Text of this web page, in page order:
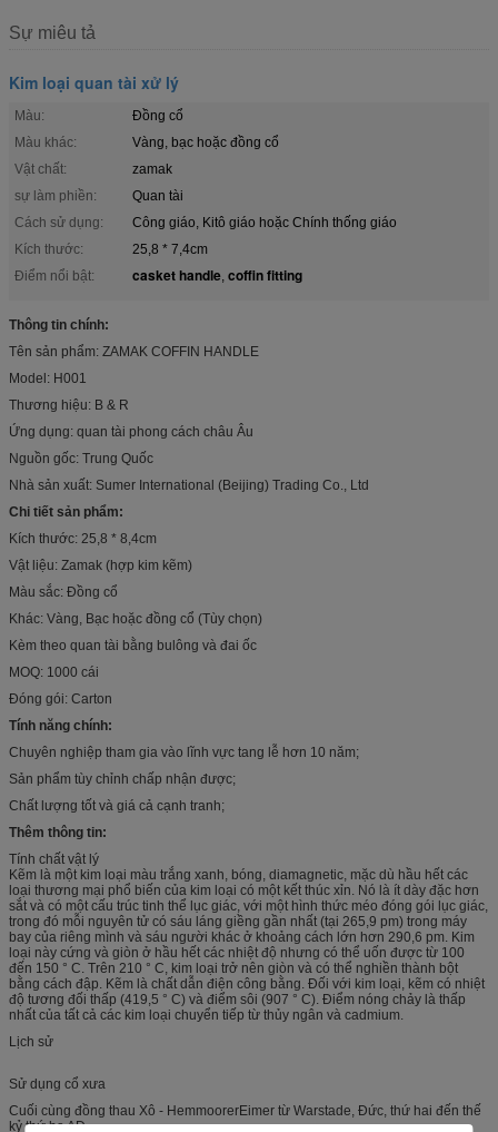
Sự miêu tả
Kim loại quan tài xử lý
Màu:
Đồng cổ
Màu khác:
Vàng, bạc hoặc đồng cổ
Vật chất:
zamak
sự làm phiền:
Quan tài
Cách sử dụng:
Công giáo, Kitô giáo hoặc Chính thống giáo
Kích thước:
25,8 * 7,4cm
Điểm nổi bật:
casket handle, coffin fitting
Thông tin chính:
Tên sản phẩm: ZAMAK COFFIN HANDLE
Model: H001
Thương hiệu: B & R
Ứng dụng: quan tài phong cách châu Âu
Nguồn gốc: Trung Quốc
Nhà sản xuất: Sumer International (Beijing) Trading Co., Ltd
Chi tiết sản phẩm:
Kích thước: 25,8 * 8,4cm
Vật liệu: Zamak (hợp kim kẽm)
Màu sắc: Đồng cổ
Khác: Vàng, Bạc hoặc đồng cổ (Tùy chọn)
Kèm theo quan tài bằng bulông và đai ốc
MOQ: 1000 cái
Đóng gói: Carton
Tính năng chính:
Chuyên nghiệp tham gia vào lĩnh vực tang lễ hơn 10 năm;
Sản phẩm tùy chỉnh chấp nhận được;
Chất lượng tốt và giá cả cạnh tranh;
Thêm thông tin:
Tính chất vật lý
Kẽm là một kim loại màu trắng xanh, bóng, diamagnetic, mặc dù hầu hết các
loại thương mại phổ biến của kim loại có một kết thúc xỉn. Nó là ít dày đặc hơn
sắt và có một cấu trúc tinh thể lục giác, với một hình thức méo đóng gói lục giác,
trong đó mỗi nguyên tử có sáu láng giềng gần nhất (tại 265,9 pm) trong máy
bay của riêng mình và sáu người khác ở khoảng cách lớn hơn 290,6 pm. Kim
loại này cứng và giòn ở hầu hết các nhiệt độ nhưng có thể uốn được từ 100
đến 150 ° C. Trên 210 ° C, kim loại trở nên giòn và có thể nghiền thành bột
bằng cách đập. Kẽm là chất dẫn điện công bằng. Đối với kim loại, kẽm có nhiệt
độ tương đối thấp (419,5 ° C) và điểm sôi (907 ° C). Điểm nóng chảy là thấp
nhất của tất cả các kim loại chuyển tiếp từ thủy ngân và cadmium.
Lịch sử
Sử dụng cổ xưa
Cuối cùng đồng thau Xô - HemmoorerEimer từ Warstade, Đức, thứ hai đến thế
kỷ thứ ba AD